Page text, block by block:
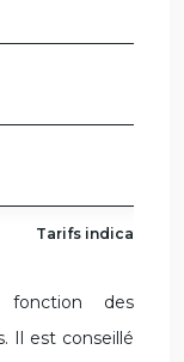
Tarifs indicatifs
des
Il est conseillé